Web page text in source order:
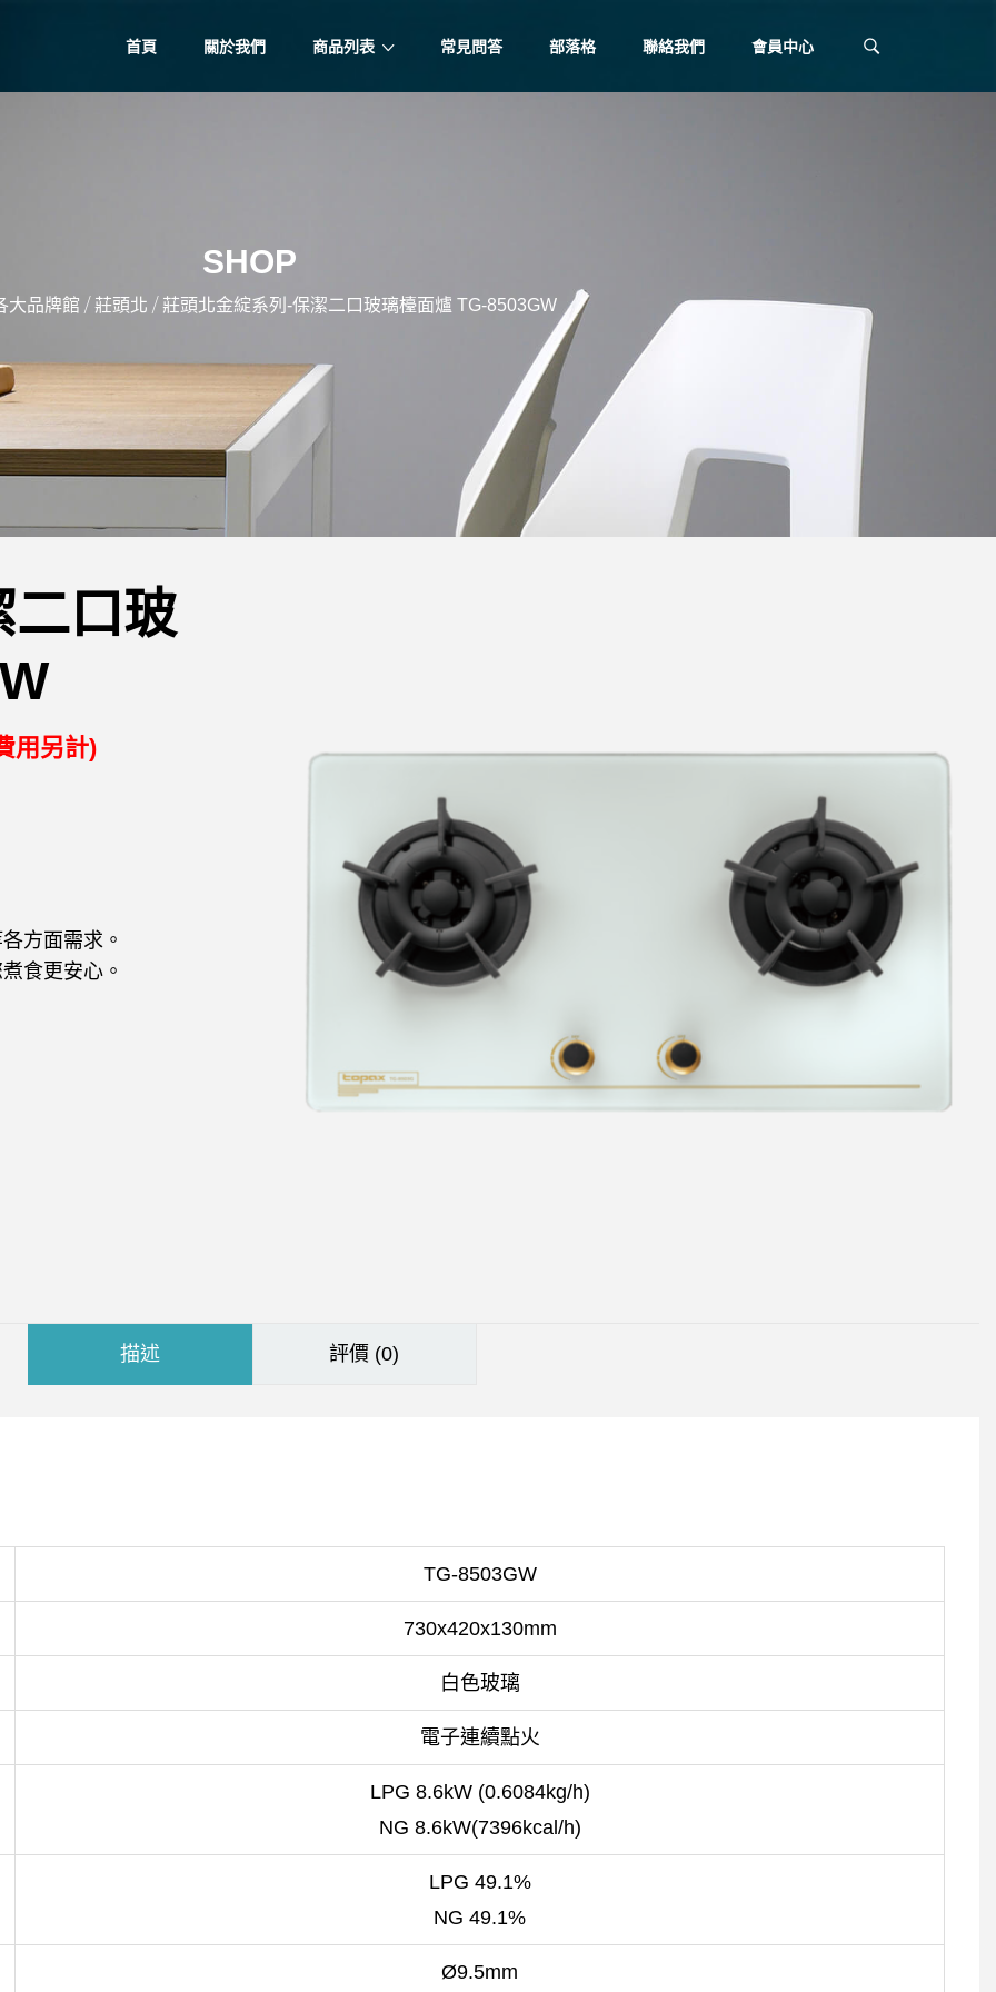
首頁 關於我們 商品列表 常見問答 部落格 聯絡我們 會員中心
SHOP
大品牌館 / 莊頭北 / 莊頭北金綻系列-保潔二口玻璃檯面爐 TG-8503GW
二口玻
用另計)
方面需求。
食更安心。
描述 評價 (0)
TG-8503GW
730x420x130mm
白色玻璃
電子連續點火
LPG 8.6kW (0.6084kg/h)
NG 8.6kW(7396kcal/h)
LPG 49.1%
NG 49.1%
Ø9.5mm